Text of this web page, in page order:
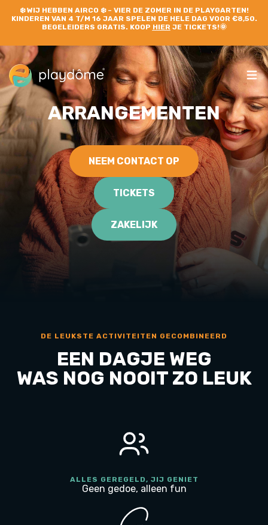
❄️WIJ HEBBEN AIRCO ❄️ – VIER DE ZOMER IN DE PLAYGARTEN!
KINDEREN VAN 4 T/M 16 JAAR SPELEN DE HELE DAG VOOR €8,50.
BEGELEIDERS GRATIS. KOOP HIERJE TICKETS!🌞
ARRANGEMENTEN
NEEM CONTACT OP
TICKETS
ZAKELIJK
DE LEUKSTE ACTIVITEITEN GECOMBINEERD
EEN DAGJE WEG
WAS NOG NOOIT ZO LEUK
ALLES GEREGELD, JIJ GENIET
Geen gedoe, alleen fun